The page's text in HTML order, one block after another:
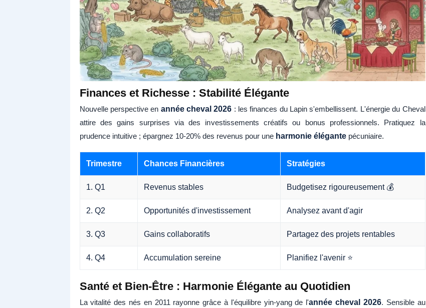
Finances et Richesse : Stabilité Élégante
Nouvelle perspective en année cheval 2026 : les finances du Lapin s'embellissent. L'énergie du Cheval
attire des gains surprises via des investissements créatifs ou bonus professionnels. Pratiquez la
prudence intuitive ; épargnez 10-20% des revenus pour une harmonie élégantepécuniaire.
Trimestre Chances Financières Stratégies
1. Q1 Revenus stables Budgetisez rigoureusement 💰
2. Q2 Opportunités d'investissement Analysez avant d'agir
3. Q3 Gains collaboratifs Partagez des projets rentables
4. Q4 Accumulation sereine Planifiez l'avenir ⭐
Santé et Bien-Être : Harmonie Élégante au Quotidien
La vitalité des nés en 2011 rayonne grâce à l'équilibre yin-yang de l'année cheval 2026. Sensible au